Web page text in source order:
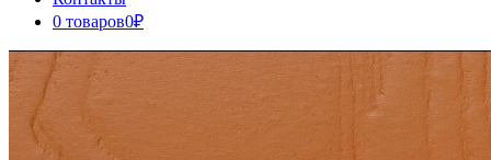
0 товаров0₽
Close
Button